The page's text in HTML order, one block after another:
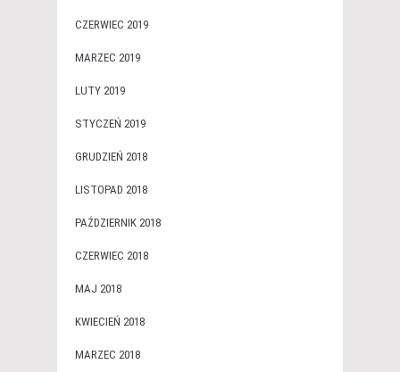
CZERWIEC 2019
MARZEC 2019
LUTY 2019
STYCZEŃ 2019
GRUDZIEŃ 2018
LISTOPAD 2018
PAŹDZIERNIK 2018
CZERWIEC 2018
MAJ 2018
KWIECIEŃ 2018
MARZEC 2018